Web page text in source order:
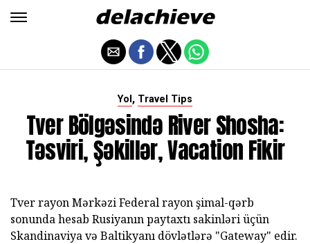
Yol , Travel Tips
Tver Bölgəsində River Shosha:
Təsviri, Şəkillər, Vacation Fikir
Tver rayon Mərkəzi Federal rayon şimal-qərb
sonunda hesab Rusiyanın paytaxtı sakinləri üçün
Skandinaviya və Baltikyanı dövlətlərə "Gateway" edir.